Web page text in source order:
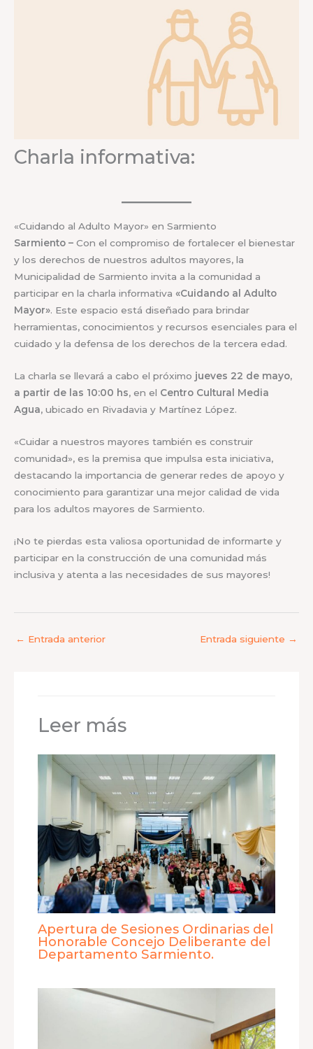
Charla informativa:
«Cuidando al Adulto Mayor» en Sarmiento
Sarmiento – Con el compromiso de fortalecer el bienestar
y los derechos de nuestros adultos mayores, la
Municipalidad de Sarmiento invita a la comunidad a
participar en la charla informativa «Cuidando al Adulto
Mayor». Este espacio está diseñado para brindar
herramientas, conocimientos y recursos esenciales para el
cuidado y la defensa de los derechos de la tercera edad.
La charla se llevará a cabo el próximo jueves 22 de mayo,
a partir de las 10:00 hs, en el Centro Cultural Media
Agua, ubicado en Rivadavia y Martínez López.
«Cuidar a nuestros mayores también es construir
comunidad», es la premisa que impulsa esta iniciativa,
destacando la importancia de generar redes de apoyo y
conocimiento para garantizar una mejor calidad de vida
para los adultos mayores de Sarmiento.
¡No te pierdas esta valiosa oportunidad de informarte y
participar en la construcción de una comunidad más
inclusiva y atenta a las necesidades de sus mayores!
← Entrada anterior Entrada siguiente →
Leer más
Apertura de Sesiones Ordinarias del
Honorable Concejo Deliberante del
Departamento Sarmiento.